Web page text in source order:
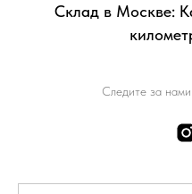
Склад в Москве:
Следите за